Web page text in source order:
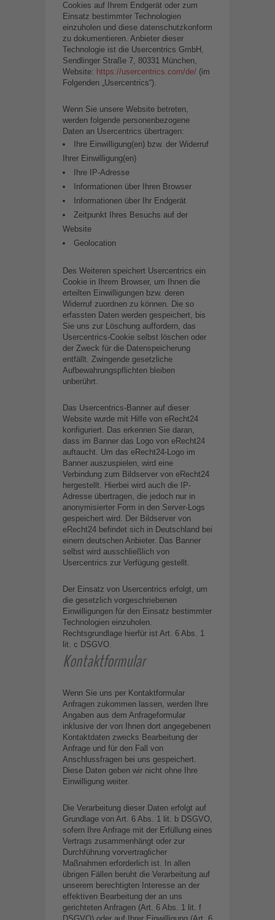
Cookies auf Ihrem Endgerät oder zum
Einsatz bestimmter Technologien
einzuholen und diese datenschutzkonform
zu dokumentieren. Anbieter dieser
Technologie ist die Usercentrics GmbH,
Sendlinger Straße 7, 80331 München,
Website: https://usercentrics.com/de/ (im
Folgenden „Usercentrics“).
Wenn Sie unsere Website betreten,
werden folgende personenbezogene
Daten an Usercentrics übertragen:
Ihre Einwilligung(en) bzw. der Widerruf
Ihrer Einwilligung(en)
Ihre IP-Adresse
Informationen über Ihren Browser
Informationen über Ihr Endgerät
Zeitpunkt Ihres Besuchs auf der
Website
Geolocation
Des Weiteren speichert Usercentrics ein
Cookie in Ihrem Browser, um Ihnen die
erteilten Einwilligungen bzw. deren
Widerruf zuordnen zu können. Die so
erfassten Daten werden gespeichert, bis
Sie uns zur Löschung auffordern, das
Usercentrics-Cookie selbst löschen oder
der Zweck für die Datenspeicherung
entfällt. Zwingende gesetzliche
Aufbewahrungspflichten bleiben
unberührt.
Das Usercentrics-Banner auf dieser
Website wurde mit Hilfe von eRecht24
konfiguriert. Das erkennen Sie daran,
dass im Banner das Logo von eRecht24
auftaucht. Um das eRecht24-Logo im
Banner auszuspielen, wird eine
Verbindung zum Bildserver von eRecht24
hergestellt. Hierbei wird auch die IP-
Adresse übertragen, die jedoch nur in
anonymisierter Form in den Server-Logs
gespeichert wird. Der Bildserver von
eRecht24 befindet sich in Deutschland bei
einem deutschen Anbieter. Das Banner
selbst wird ausschließlich von
Usercentrics zur Verfügung gestellt.
Der Einsatz von Usercentrics erfolgt, um
die gesetzlich vorgeschriebenen
Einwilligungen für den Einsatz bestimmter
Technologien einzuholen.
Rechtsgrundlage hierfür ist Art. 6 Abs. 1
lit. c DSGVO.
Kontaktformular
Wenn Sie uns per Kontaktformular
Anfragen zukommen lassen, werden Ihre
Angaben aus dem Anfrageformular
inklusive der von Ihnen dort angegebenen
Kontaktdaten zwecks Bearbeitung der
Anfrage und für den Fall von
Anschlussfragen bei uns gespeichert.
Diese Daten geben wir nicht ohne Ihre
Einwilligung weiter.
Die Verarbeitung dieser Daten erfolgt auf
Grundlage von Art. 6 Abs. 1 lit. b DSGVO,
sofern Ihre Anfrage mit der Erfüllung eines
Vertrags zusammenhängt oder zur
Durchführung vorvertraglicher
Maßnahmen erforderlich ist. In allen
übrigen Fällen beruht die Verarbeitung auf
unserem berechtigten Interesse an der
effektiven Bearbeitung der an uns
gerichteten Anfragen (Art. 6 Abs. 1 lit. f